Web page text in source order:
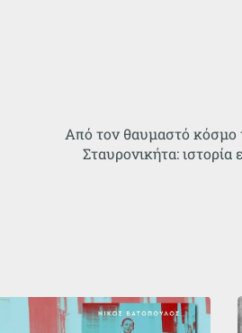
Από τον θαυμαστό
Σταυρονικήτα: